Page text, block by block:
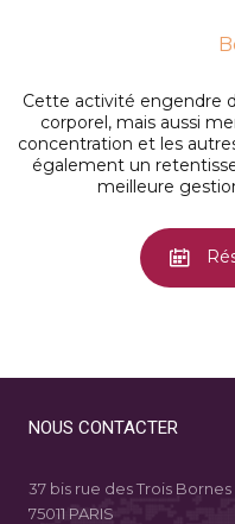
Cette activité engendre
corporel, mais aussi
concentration et les
également un
meilleure
NOUS CONTACTER
37 bis rue des Trois Bornes
75011 PARIS